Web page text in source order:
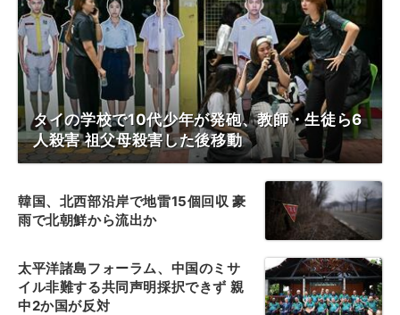
タイの学校で10代少年が発砲、教師・生徒ら6
人殺害 祖父母殺害した後移動
韓国、北西部沿岸で地雷15個回収 豪
雨で北朝鮮から流出か
太平洋諸島フォーラム、中国のミサ
イル非難する共同声明採択できず 親
中2か国が反対